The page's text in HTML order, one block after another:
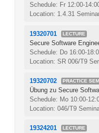
Schedule: Fr 12:00-
Location: 1.4.31
19320701 LECTURE
Secure Software
Schedule: Do 16:00-
Location: SR 006/T9
19320702 PRACTICE
Übung zu Secure
Schedule: Mo 10:00-
Location: 046/T9
19324201 LECTURE